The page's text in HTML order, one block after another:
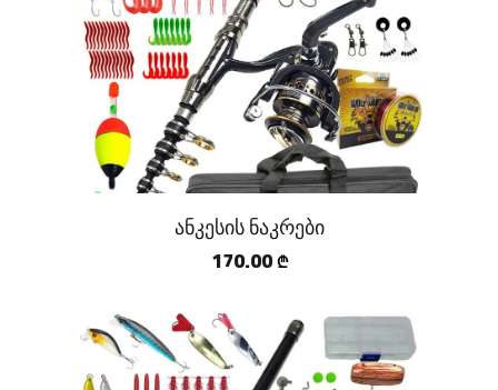
ანკესის ნაკრები
170.00 ₾